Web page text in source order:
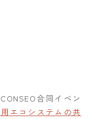
合同イベン
エコシステムの共